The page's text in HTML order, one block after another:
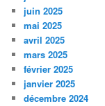
juin 2025
mai 2025
avril 2025
mars 2025
février 2025
janvier 2025
décembre 2024